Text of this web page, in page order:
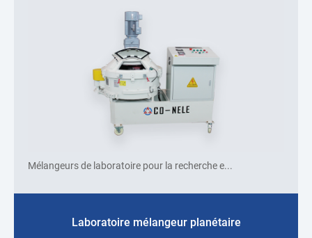
Mélangeurs de laboratoire pour la recherche e...
Laboratoire mélangeur planétaire